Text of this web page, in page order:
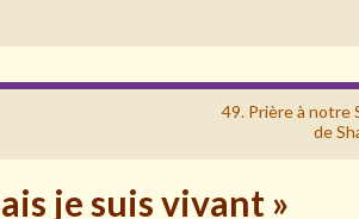
49. Prière à notre
de
je suis vivant »